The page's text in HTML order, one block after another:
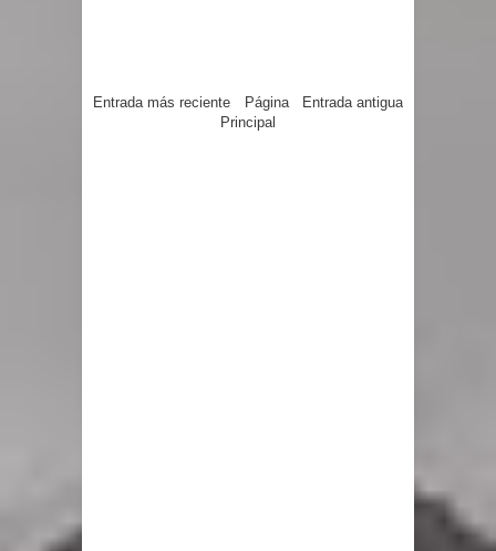
Entrada más reciente Entrada antigua
Página
Principal